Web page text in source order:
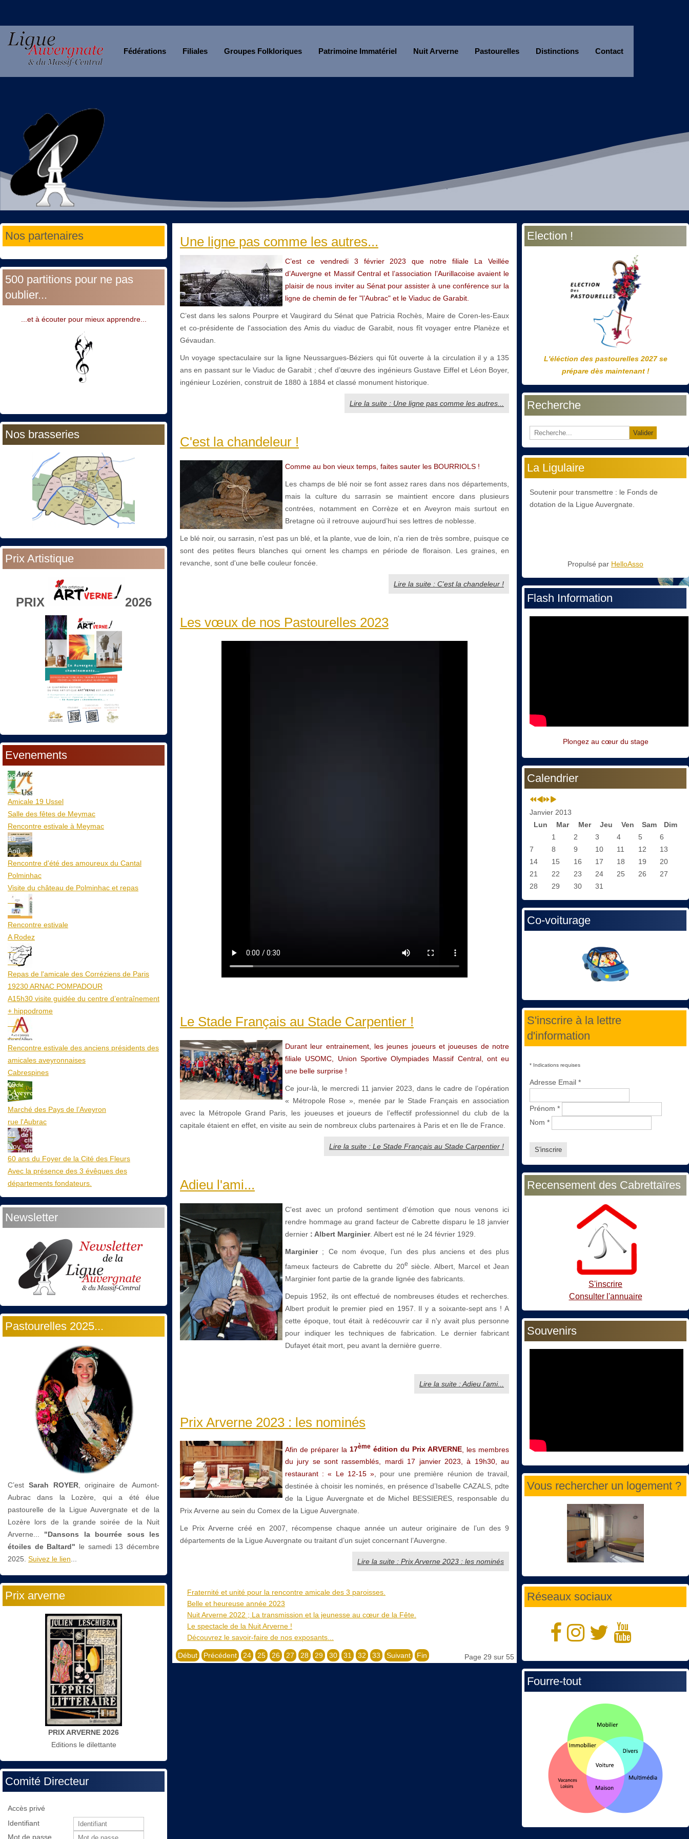
Fédérations Filiales Groupes Folkloriques Patrimoine Immatériel Nuit Arverne Pastourelles Distinctions Contact
Nos partenaires
500 partitions pour ne pas
oublier...
...et à écouter pour mieux apprendre...
Nos brasseries
Prix Artistique
PRIX 2026
Evenements
08
Aoû
Amicale 19 Ussel
Salle des fêtes de Meymac
Rencontre estivale à Meymac
10
Aoû
Rencontre d'été des amoureux du Cantal
Polminhac
Visite du château de Polminhac et repas
12
Aoû
Rencontre estivale
A Rodez
23
Aoû
Repas de l'amicale des Corréziens de Paris
19230 ARNAC POMPADOUR
A15h30 visite guidée du centre d’entraînement
+ hippodrome
25
Aoû
Rencontre estivale des anciens présidents des
amicales aveyronnaises
Cabrespines
09
Oct
Marché des Pays de l’Aveyron
rue l'Aubrac
21
Nov
60 ans du Foyer de la Cité des Fleurs
Avec la présence des 3 évêques des
départements fondateurs.
Newsletter
Pastourelles 2025...
C’est Sarah ROYER, originaire de Aumont-
Aubrac dans la Lozère, qui a été élue
pastourelle de la Ligue Auvergnate et de la
Lozère lors de la grande soirée de la Nuit
Arverne...
"Dansons la bourrée sous les
étoiles de Baltard" le samedi 13 décembre
2025. Suivez le lien
Prix arverne
PRIX ARVERNE 2026
Editions le dilettante
Comité Directeur
Accès privé
Identifiant
Mot de passe
Une ligne pas comme les autres...
C’est ce vendredi 3 février 2023 que notre filiale La Veillée
d’Auvergne et Massif Central et l’association l’Aurillacoise avaient le
plaisir de nous inviter au Sénat pour assister à une conférence sur la
ligne de chemin de fer "l’Aubrac" et le Viaduc de Garabit.
C’est dans les salons Pourpre et Vaugirard du Sénat que Patricia Rochès, Maire de Coren-les-Eaux
et co-présidente de l'association des Amis du viaduc de Garabit, nous fît voyager entre Planèze et
Gévaudan.
Un voyage spectaculaire sur la ligne Neussargues-Béziers qui fût ouverte à la circulation il y a 135
ans en passant sur le Viaduc de Garabit ; chef d’œuvre des ingénieurs Gustave Eiffel et Léon Boyer,
ingénieur Lozérien, construit de 1880 à 1884 et classé monument historique.
Lire la suite : Une ligne pas comme les autres...
C'est la chandeleur !
Comme au bon vieux temps, faites sauter les BOURRIOLS !
Les champs de blé noir se font assez rares dans nos départements,
mais la culture du sarrasin se maintient encore dans plusieurs
contrées, notamment en Corrèze et en Aveyron mais surtout en
Bretagne où il retrouve aujourd’hui ses lettres de noblesse.
Le blé noir, ou sarrasin, n'est pas un blé, et la plante, vue de loin, n'a rien de très sombre, puisque ce
sont des petites fleurs blanches qui ornent les champs en période de floraison. Les graines, en
revanche, sont d'une belle couleur foncée.
Lire la suite : C'est la chandeleur !
Les vœux de nos Pastourelles 2023
Le Stade Français au Stade Carpentier !
Durant leur entrainement, les jeunes joueurs et joueuses de notre
filiale USOMC, Union Sportive Olympiades Massif Central, ont eu
une belle surprise !
Ce jour-là, le mercredi 11 janvier 2023, dans le cadre de l’opération
« Métropole Rose », menée par le Stade Français en association
avec la Métropole Grand Paris, les joueuses et joueurs de l’effectif professionnel du club de la
capitale étaient en effet, en visite au sein de nombreux clubs partenaires à Paris et en Ile de France.
Lire la suite : Le Stade Français au Stade Carpentier !
Adieu l'ami...
C'est avec un profond sentiment d'émotion que nous venons ici
rendre hommage au grand facteur de Cabrette disparu le 18 janvier
dernier : Albert Marginier. Albert est né le 24 février 1929.
Marginier ; Ce nom évoque, l’un des plus anciens et des plus
fameux facteurs de Cabrette du 20e siècle. Albert, Marcel et Jean
Marginier font partie de la grande lignée des fabricants.
Depuis 1952, ils ont effectué de nombreuses études et recherches.
Albert produit le premier pied en 1957. Il y a soixante-sept ans ! A
cette époque, tout était à redécouvrir car il n'y avait plus personne
pour indiquer les techniques de fabrication. Le dernier fabricant
Dufayet était mort, peu avant la dernière guerre.
Lire la suite : Adieu l'ami...
Prix Arverne 2023 : les nominés
Afin de préparer la 17ème édition du Prix ARVERNE , les membres
du jury se sont rassemblés, mardi 17 janvier 2023, à 19h30, au
restaurant : « Le 12-15 », pour une première réunion de travail,
destinée à choisir les nominés, en présence d’Isabelle CAZALS, pdte
de la Ligue Auvergnate et de Michel BESSIERES, responsable du
Prix Arverne au sein du Comex de la Ligue Auvergnate.
Le Prix Arverne créé en 2007, récompense chaque année un auteur originaire de l’un des 9
départements de la Ligue Auvergnate ou traitant d’un sujet concernant l’Auvergne.
Lire la suite : Prix Arverne 2023 : les nominés
Fraternité et unité pour la rencontre amicale des 3 paroisses.
Belle et heureuse année 2023
Nuit Arverne 2022 ; La transmission et la jeunesse au cœur de la Fête.
Le spectacle de la Nuit Arverne !
Découvrez le savoir-faire de nos exposants...
Page 29 sur 55
Début Précédent 24 25 26 27 28 29 30 31 32 33 Suivant Fin
Election !
L'éléction des pastourelles 2027 se
prépare dès maintenant !
Recherche
Valider
La Ligulaire
Soutenir pour transmettre : le Fonds de
dotation de la Ligue Auvergnate.
Propulsé par HelloAsso
Flash Information
Plongez au cœur du stage
Calendrier
Année
précédente
Mois
précédent
Année
suivante
Mois
suivant
Janvier 2013
Lun
Mar Mer Jeu Ven Sam
Dim
1
2 3 4 5
6
7
8 9 10 11 12
13
14
15 16 17 18 19
20
21
22 23 24 25 26
27
28
29 30 31
Co-voiturage
S'inscrire à la lettre
d'information
* Indications requises
Adresse Email *
Prénom *
Nom *
Recensement des Cabrettaïres
S'inscrire
Consulter l'annuaire
Souvenirs
Vous rechercher un logement ?
Réseaux sociaux
Fourre-tout